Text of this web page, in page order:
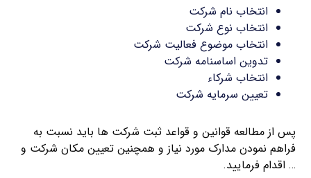
انتخاب نام شرکت
انتخاب نوع شرکت
انتخاب موضوع فعالیت شرکت
تدوین اساسنامه شرکت
انتخاب شرکاء
تعیین سرمایه شرکت
پس از مطالعه قوانین و قواعد ثبت شرکت ها باید نسبت به
فراهم نمودن مدارک مورد نیاز و همچنین تعیین مکان شرکت و
… اقدام فرمایید.